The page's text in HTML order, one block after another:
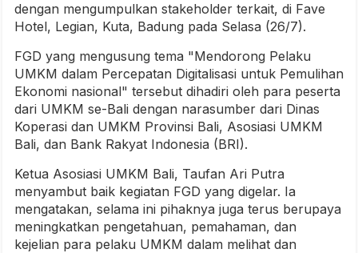
dengan mengumpulkan stakeholder terkait, di Fave
Hotel, Legian, Kuta, Badung pada Selasa (26/7).
FGD yang mengusung tema "Mendorong Pelaku
UMKM dalam Percepatan Digitalisasi untuk Pemulihan
Ekonomi nasional" tersebut dihadiri oleh para peserta
dari UMKM se-Bali dengan narasumber dari Dinas
Koperasi dan UMKM Provinsi Bali, Asosiasi UMKM
Bali, dan Bank Rakyat Indonesia (BRI).
Ketua Asosiasi UMKM Bali, Taufan Ari Putra
menyambut baik kegiatan FGD yang digelar. Ia
mengatakan, selama ini pihaknya juga terus berupaya
meningkatkan pengetahuan, pemahaman, dan
kejelian para pelaku UMKM dalam melihat dan